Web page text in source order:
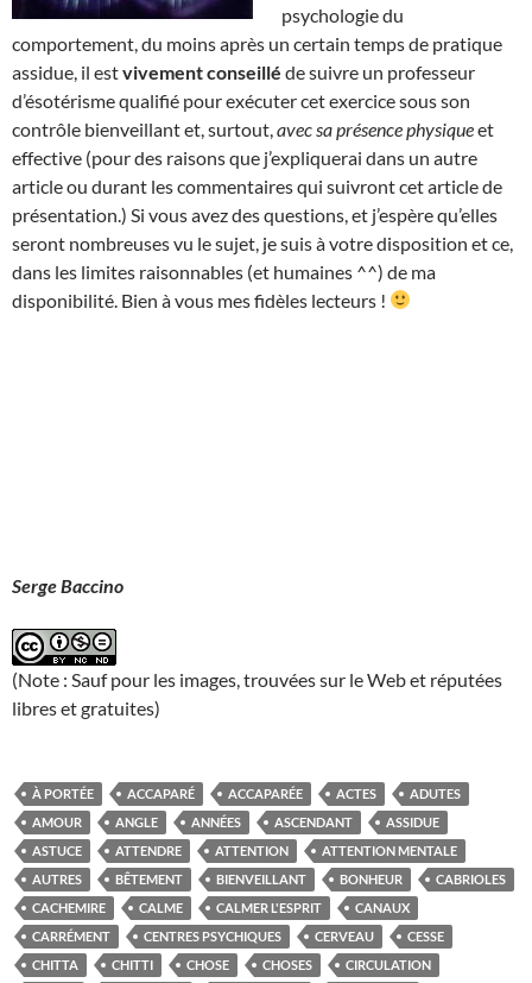
psychologie du
comportement, du moins après un certain temps de pratique
assidue, il estvivement conseillé de suivre un professeur
d’ésotérisme qualifié pour exécuter cet exercice sous son
contrôle bienveillant et, surtout, avec sa présence physiqueet
effective (pour des raisons que j’expliquerai dans un autre
article ou durant les commentaires qui suivront cet article de
présentation.) Si vous avez des questions, et j’espère qu’elles
seront nombreuses vu le sujet, je suis à votre disposition et ce,
dans les limites raisonnables (et humaines ^^) de ma
disponibilité. Bien à vous mes fidèles lecteurs !
Serge Baccino
(Note : Sauf pour les images, trouvées sur le Web et réputées
libres et gratuites)
À PORTÉE ACCAPARÉ ACCAPARÉE ACTES
ADUTES
AMOUR
ANGLE ANNÉES ASCENDANT
ASSIDUE
ASTUCE
ATTENDRE ATTENTION
ATTENTION MENTALE
AUTRES
BÊTEMENT BIENVEILLANT BONHEUR
CABRIOLES
CACHEMIRE
CALME CALMER L'ESPRIT
CANAUX
CARRÉMENT
CENTRES PSYCHIQUES CERVEAU
CESSE
CHITTA
CHITTI CHOSE CHOSES
CIRCULATION